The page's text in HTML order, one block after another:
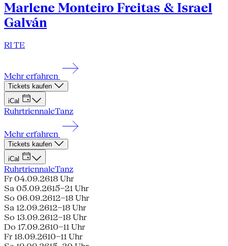
Marlene Monteiro Freitas & Israel
Galván
RI TE
Mehr erfahren
Tickets kaufen
iCal
RuhrtriennaleTanz
Mehr erfahren
Tickets kaufen
iCal
RuhrtriennaleTanz
Fr 04.09.2618 Uhr
Sa 05.09.2615–21 Uhr
So 06.09.2612–18 Uhr
Sa 12.09.2612–18 Uhr
So 13.09.2612–18 Uhr
Do 17.09.2610–11 Uhr
Fr 18.09.2610–11 Uhr